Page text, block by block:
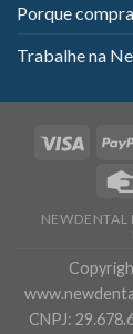
Porque
Trabalhe na
CNPJ: